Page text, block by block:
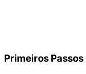
Primeiros Passos